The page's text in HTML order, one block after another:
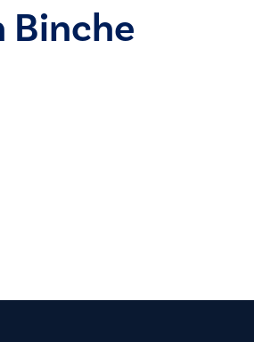
Binche